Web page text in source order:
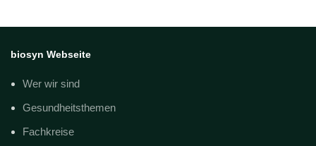
biosyn Webseite
Wer wir sind
Gesundheitsthemen
Fachkreise